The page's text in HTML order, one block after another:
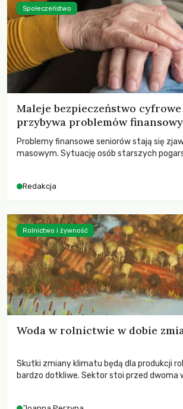
Maleje bezpieczeństwo
przybywa problemów
Problemy finansowe seniorów stają się
masowym. Sytuację osób starszych
Redakcja
Społeczeństwo
Woda w rolnictwie w dobie
Skutki zmiany klimatu będą dla produkcji
bardzo dotkliwe. Sektor stoi przed dwoma
Rolnictwo i żywność